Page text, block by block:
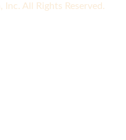
All Rights Reserved.